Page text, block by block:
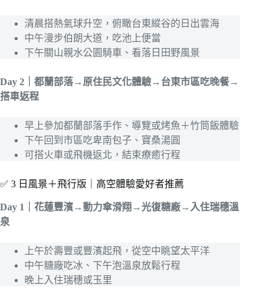
清晨搭熱氣球升空，俯瞰台東縱谷的日出雲海
中午漫步伯朗大道，吃池上便當
下午關山親水公園騎車、看落日田野風景
Day 2｜都蘭部落→原住民文化體驗→台東市區吃晚餐→
搭車返程
早上參加都蘭部落手作、導覽或烤魚＋竹筒飯體驗
下午回到市區吃卑南包子、寶桑湯圓
可搭火車或飛機返北，結束療癒行程
✅ 3 日風景＋飛行版｜高空體驗愛好者推薦
Day 1｜花蓮豐濱→動力傘滑翔→光復糖廠→入住瑞穗溫
泉
上午於壽豐或豐濱起飛，從空中眺望太平洋
中午糖廠吃冰、下午泡溫泉放鬆行程
晚上入住瑞穗或玉里